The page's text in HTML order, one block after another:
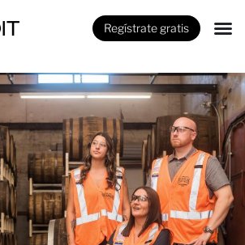
Regístrate gratis